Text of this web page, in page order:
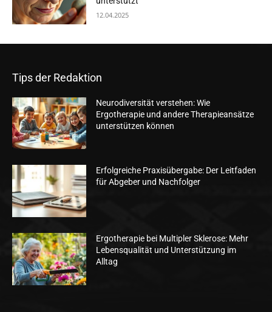
12.04.2025
Tips der Redaktion
Neurodiversität verstehen: Wie
Ergotherapie und andere Therapieansätze
unterstützen können
Erfolgreiche Praxisübergabe: Der Leitfaden
für Abgeber und Nachfolger
Ergotherapie bei Multipler Sklerose: Mehr
Lebensqualität und Unterstützung im
Alltag